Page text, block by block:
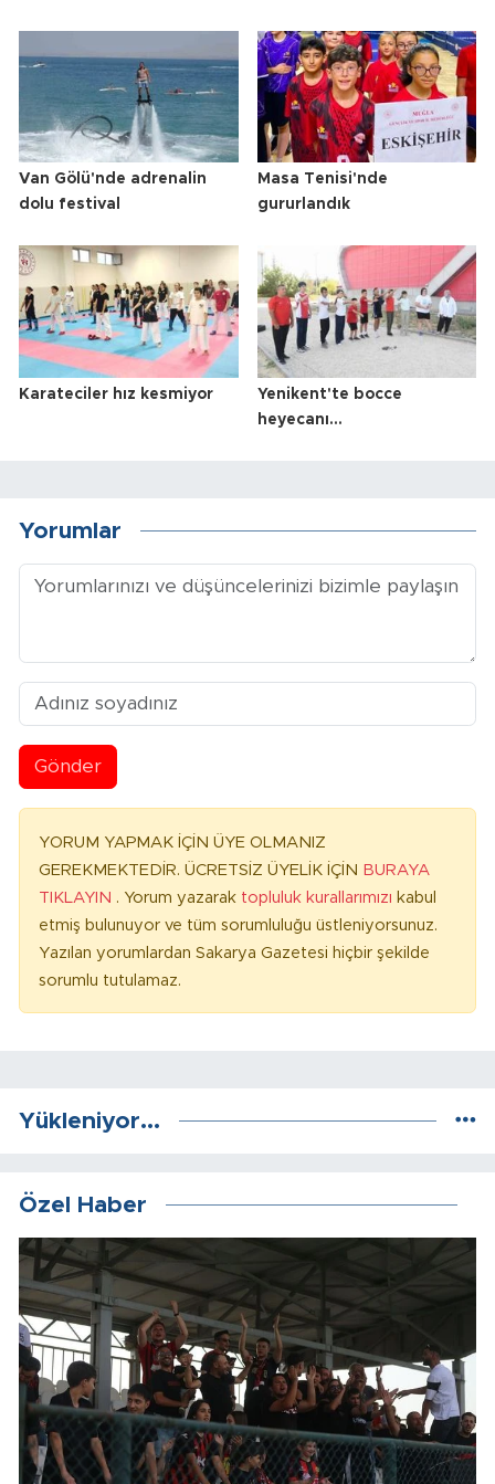
Van Gölü'nde adrenalin
dolu festival
Masa Tenisi'nde
gururlandık
Karateciler hız kesmiyor
Yenikent'te bocce
heyecanı...
Yorumlar
Gönder
YORUM YAPMAK İÇİN ÜYE OLMANIZ
GEREKMEKTEDİR. ÜCRETSİZ ÜYELİK İÇİN BURAYA
TIKLAYIN . Yorum yazarak topluluk kurallarımızı kabul
etmiş bulunuyor ve tüm sorumluluğu üstleniyorsunuz.
Yazılan yorumlardan Sakarya Gazetesi hiçbir şekilde
sorumlu tutulamaz.
Yükleniyor...
Özel Haber